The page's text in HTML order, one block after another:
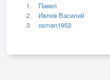
Павел
Ивлев Василий
osman1953